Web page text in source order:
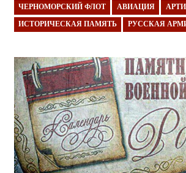
ЧЕРНОМОРСКИЙ ФЛОТ АВИАЦИЯ
ИСТОРИЧЕСКАЯ ПАМЯТЬ РУССКАЯ